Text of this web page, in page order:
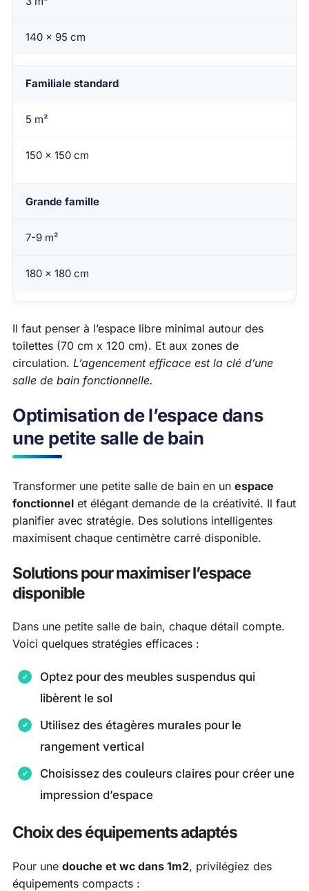
140 x 95 cm
Familiale standard
5 m²
150 x 150 cm
Grande famille
7-9 m²
180 x 180 cm
Il faut penser à l’espace libre minimal autour des
toilettes (70 cm x 120 cm). Et aux zones de
circulation. L’agencement efficace est la clé d’une
salle de bain fonctionnelle.
Optimisation de l’espace dans
une petite salle de bain
Transformer une petite salle de bain en un espace
fonctionnel et élégant demande de la créativité. Il faut
planifier avec stratégie. Des solutions intelligentes
maximisent chaque centimètre carré disponible.
Solutions pour maximiser l’espace
disponible
Dans une petite salle de bain, chaque détail compte.
Voici quelques stratégies efficaces :
Optez pour des meubles suspendus qui
libèrent le sol
Utilisez des étagères murales pour le
rangement vertical
Choisissez des couleurs claires pour créer une
impression d’espace
Choix des équipements adaptés
Pour une douche et wc dans 1m2, privilégiez des
équipements compacts :